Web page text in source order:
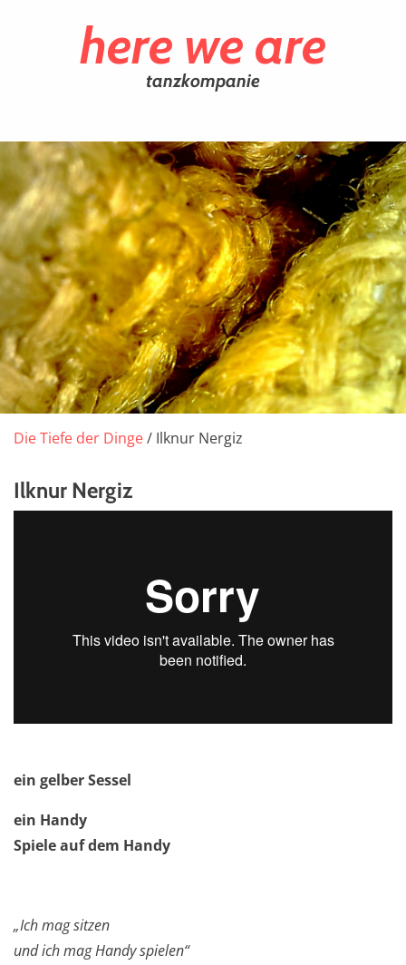
here we are
tanzkompanie
Die Tiefe der Dinge/ Ilknur Nergiz
Ilknur Nergiz
ein gelber Sessel
ein Handy
Spiele auf dem Handy
„Ich mag sitzen
und ich mag Handy spielen“